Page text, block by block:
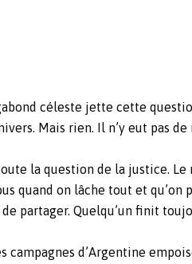
céleste jette cette
Mais rien. Il n’y eut pas de
la question de la justice.
quand on lâche tout et
partager. Quelqu’un finit
d’Argentine